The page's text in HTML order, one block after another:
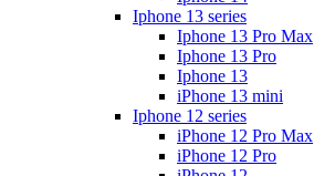
Iphone 13 series
Iphone 13 Pro Max
Iphone 13 Pro
Iphone 13
iPhone 13 mini
Iphone 12 series
iPhone 12 Pro Max
iPhone 12 Pro